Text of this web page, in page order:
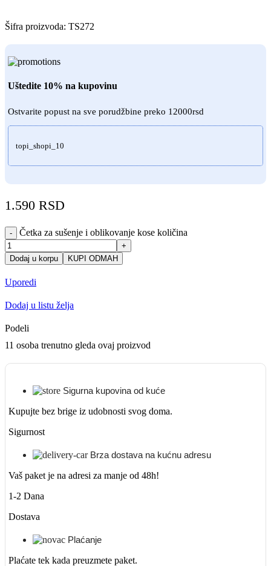
Šifra proizvoda: TS272
Uštedite 10% na kupovinu
Ostvarite popust na sve porudžbine preko 12000rsd
topi_shopi_10
1.590 RSD
- Četka za sušenje i oblikovanje kose količina
+
Dodaj u korpu
KUPI ODMAH
Uporedi
Dodaj u listu želja
Podeli
11 osoba trenutno gleda ovaj proizvod
Sigurna kupovina od kuće
Kupujte bez brige iz udobnosti svog doma.
Sigurnost
Brza dostava na kućnu adresu
Vaš paket je na adresi za manje od 48h!
1-2 Dana
Dostava
Plaćanje
Plaćate tek kada preuzmete paket.